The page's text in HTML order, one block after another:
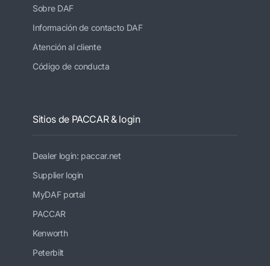
Sobre DAF
Información de contacto DAF
Atención al cliente
Código de conducta
Sitios de PACCAR & login
Dealer login: paccar.net
Supplier login
MyDAF portal
PACCAR
Kenworth
Peterbilt